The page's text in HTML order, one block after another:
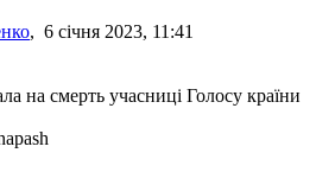
, 6 січня 2023, 11:41